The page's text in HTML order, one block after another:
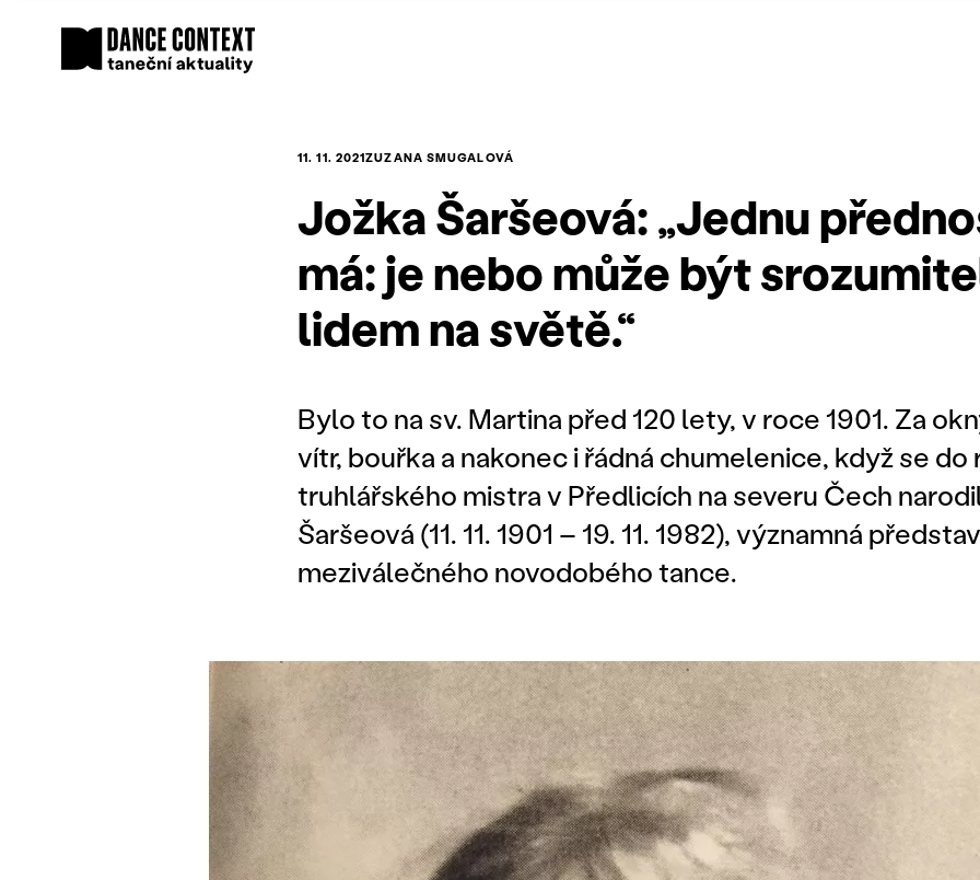
11. 11. 2021ZUZANA SMUGALOVÁ
Jožka Šaršeová: „Jednu
má: je nebo může být
lidem na světě.“
Bylo to na sv. Martina před 120 lety, v roce 1901. Za
vítr, bouřka a nakonec i řádná chumelenice, když se do
truhlářského mistra v Předlicích na severu Čech
Šaršeová (11. 11. 1901 – 19. 11. 1982), významná
meziválečného novodobého tance.